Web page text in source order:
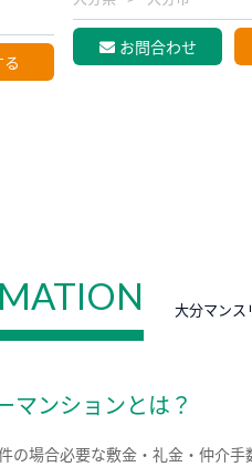
お問合わせ
大分マンス
マンションとは？
の場合必要な敷金・礼金・仲介手